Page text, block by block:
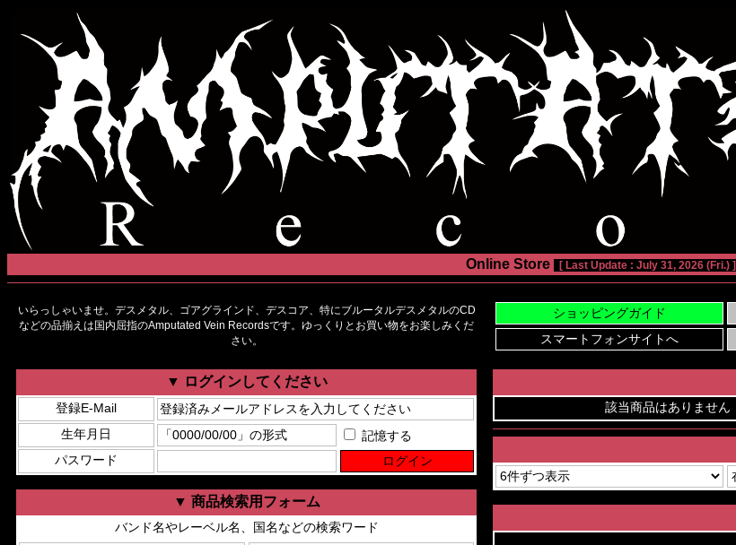
Online Store [ Last Update : July 31, 2026 (Fri.) ]
いらっしゃいませ。デスメタル、ゴアグラインド、デスコア、特にブルータルデスメタルのCD
などの品揃えは国内屈指のAmputated Vein Recordsです。ゆっくりとお買い物をお楽しみくだ
さい。
▼ ログインしてください
登録E-Mail
生年月日
記憶する
パスワード
▼ 商品検索用フォーム
バンド名やレーベル名、国名などの検索ワード
該当商品はありません